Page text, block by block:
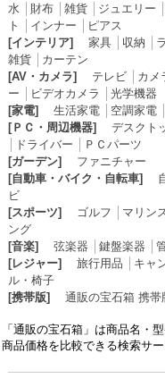
水
財布│ 雑貨│ ジュエリー
ト
インナー
ピアス
[インテリア]
家具│ 収納
雑貨│ カーテン
[AV・カメラ]
テレビ│ カメ
ー
ビデオカメラ
光学機器
[家電]
生活家電│ 空調家電│
[ＰＣ・周辺機器]
デスクト
ドライバー
ＰＣパーツ
[ガーデン]
ファニチャー
[自動車・バイク・自転車]
ビ
[スポーツ]
ゴルフ マリン
ング
[音楽]
弦楽器 鍵盤楽器
[レジャー]
旅行用品 キャ
ル・椅子
[携帯版]
通販の宝石箱 携帯
「通販の宝石箱」は商品名・
商品価格を比較できる検索サー